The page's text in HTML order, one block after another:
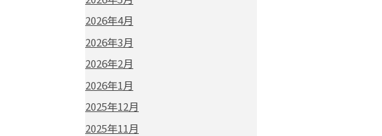
2026年4月
2026年3月
2026年2月
2026年1月
2025年12月
2025年11月